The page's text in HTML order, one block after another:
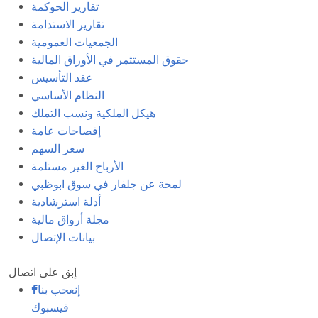
تقارير الحوكمة
تقارير الاستدامة
الجمعيات العمومية
حقوق المستثمر في الأوراق المالية
عقد التأسيس
النظام الأساسي
هيكل الملكية ونسب التملك
إفصاحات عامة
سعر السهم
الأرباح الغير مستلمة
لمحة عن جلفار في سوق ابوظبي
أدلة استرشادية
مجلة أرواق مالية
بيانات الإتصال
إبق على اتصال
إنعجب بنا
فيسبوك